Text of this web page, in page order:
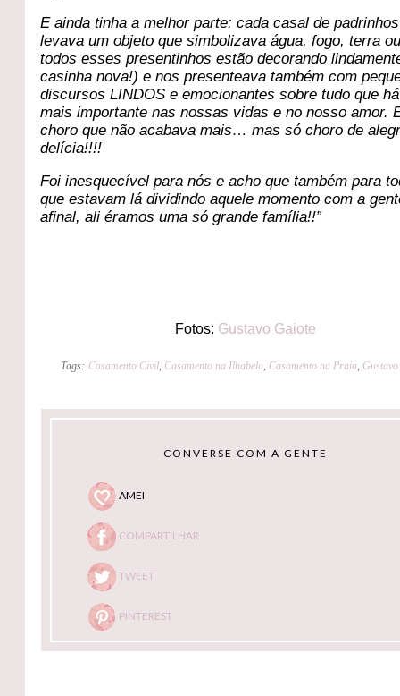
E ainda tinha a melhor parte: cada casal de
levava um objeto que simbolizava água, fogo, terra
todos esses presentinhos estão decorando
casinha nova!) e nos presenteava também com
discursos LINDOS e emocionantes sobre tudo que
mais importante nas nossas vidas e no nosso amor.
choro que não acabava mais… mas só choro de
delícia!!!!
Foi inesquecível para nós e acho que também para
que estavam lá dividindo aquele momento com a
afinal, ali éramos uma só grande família!!”
Fotos: Gustavo Gaiote
Tags: Casamento Civil, Casamento na Ilhabela, Casamento na Praia,
CONVERSE COM A GENTE
AMEI
COMPARTILHAR
TWEET
PINTEREST